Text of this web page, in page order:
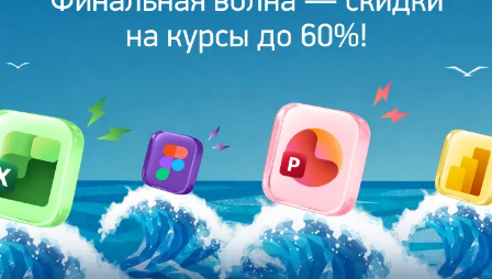
Главная /Банк слайдов / Презентация 126 – Разработана
студией Bonnie&Slide для KFC Футбал
ПРЕЗЕНТАЦИЯ 126 -
РАЗРАБОТАНА СТУДИЕЙ
BONNIE&SLIDE ДЛЯ KFC ФУТБАЛ
Моё избранное